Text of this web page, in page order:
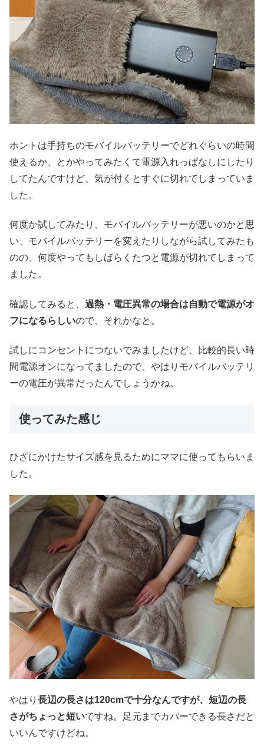
ホントは手持ちのモバイルバッテリーでどれぐらいの時間
使えるか、とかやってみたくて電源入れっぱなしにしたり
してたんですけど、気が付くとすぐに切れてしまっていま
した。
何度か試してみたり、モバイルバッテリーが悪いのかと思
い、モバイルバッテリーを変えたりしながら試してみたも
のの、何度やってもしばらくたつと電源が切れてしまって
ました。
確認してみると、 過熱・電圧異常の場合は自動で電源がオ
フになるらしいので、それかなと。
試しにコンセントにつないでみましたけど、比較的長い時
間電源オンになってましたので、やはりモバイルバッテリ
ーの電圧が異常だったんでしょうかね。
使ってみた感じ
ひざにかけたサイズ感を見るためにママに使ってもらいま
した。
やはり 長辺の長さは120cmで十分なんですが、短辺の長
さがちょっと短いですね。足元までカバーできる長さだと
いいんですけどね。